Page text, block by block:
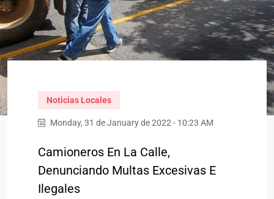
Noticias Locales
Monday, 31 de January de 2022 - 10:23 AM
Camioneros En La Calle,
Denunciando Multas Excesivas E
Ilegales